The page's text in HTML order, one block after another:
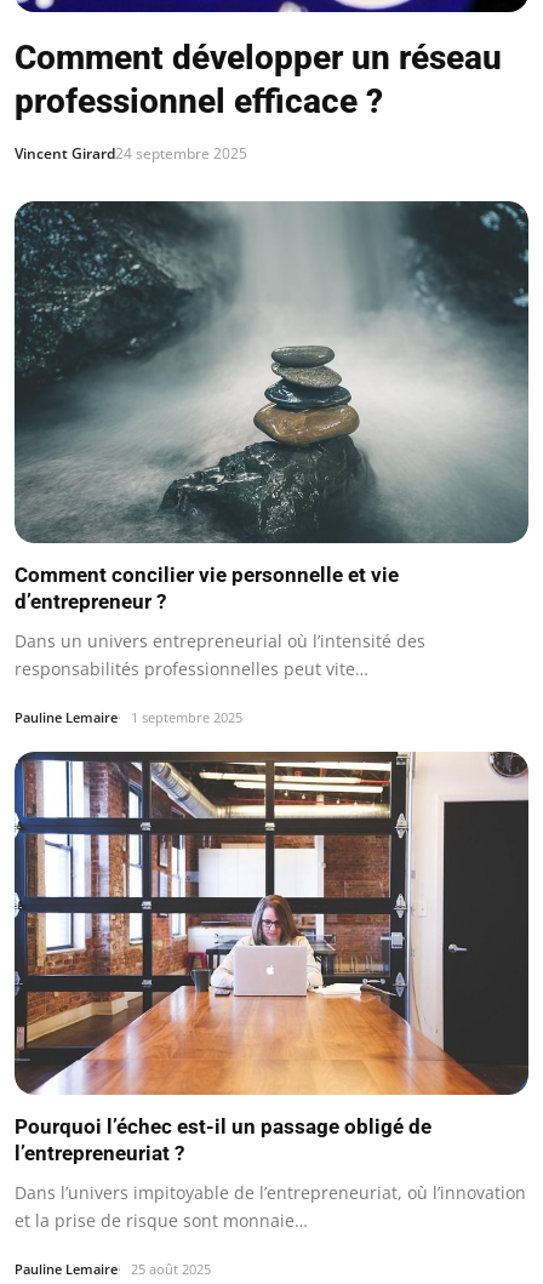
Comment développer un réseau
professionnel efficace ?
Vincent Girard24 septembre 2025
Comment concilier vie personnelle et vie
d’entrepreneur ?
Dans un univers entrepreneurial où l’intensité des
responsabilités professionnelles peut vite…
Pauline Lemaire 1 septembre 2025
Pourquoi l’échec est-il un passage obligé de
l’entrepreneuriat ?
Dans l’univers impitoyable de l’entrepreneuriat, où l’innovation
et la prise de risque sont monnaie…
Pauline Lemaire 25 août 2025